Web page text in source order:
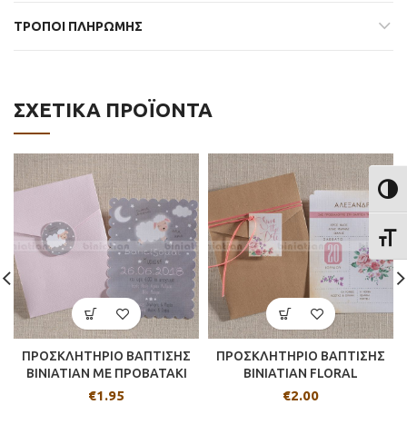
ΤΡΟΠΟΙ ΠΛΗΡΩΜΗΣ
ΣΧΕΤΙΚΆ ΠΡΟΪΌΝΤΑ
ΠΡΟΣΚΛΗΤΗΡΙΟ ΒΑΠΤΙΣΗΣ
BINIATIAN ME ΠΡΟΒΑΤΑΚΙ
€1.95
ΠΡΟΣΚΛΗΤΗΡΙΟ ΒΑΠΤΙΣΗΣ
BINIATIAN FLORAL
€2.00